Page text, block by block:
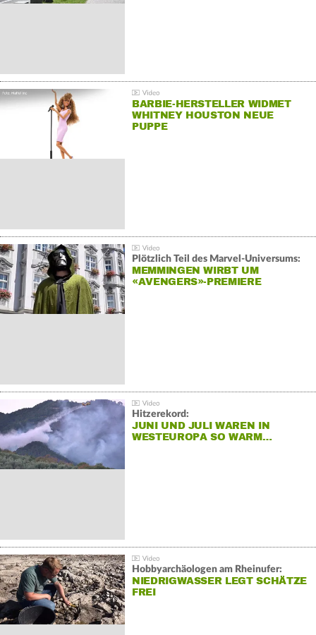
BARBIE-HERSTELLER WIDMET
WHITNEY HOUSTON NEUE
PUPPE
Plötzlich Teil des Marvel-Universums:
MEMMINGEN WIRBT UM
«AVENGERS»-PREMIERE
Hitzerekord:
JUNI UND JULI WAREN IN
WESTEUROPA SO WARM…
Hobbyarchäologen am Rheinufer:
NIEDRIGWASSER LEGT SCHÄTZE
FREI